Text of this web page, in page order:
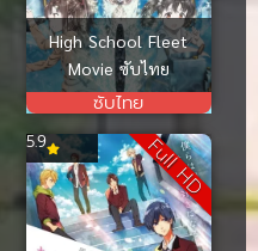
High School Fleet
Movie ซับไทย
ซับไทย
Full HD
5.9